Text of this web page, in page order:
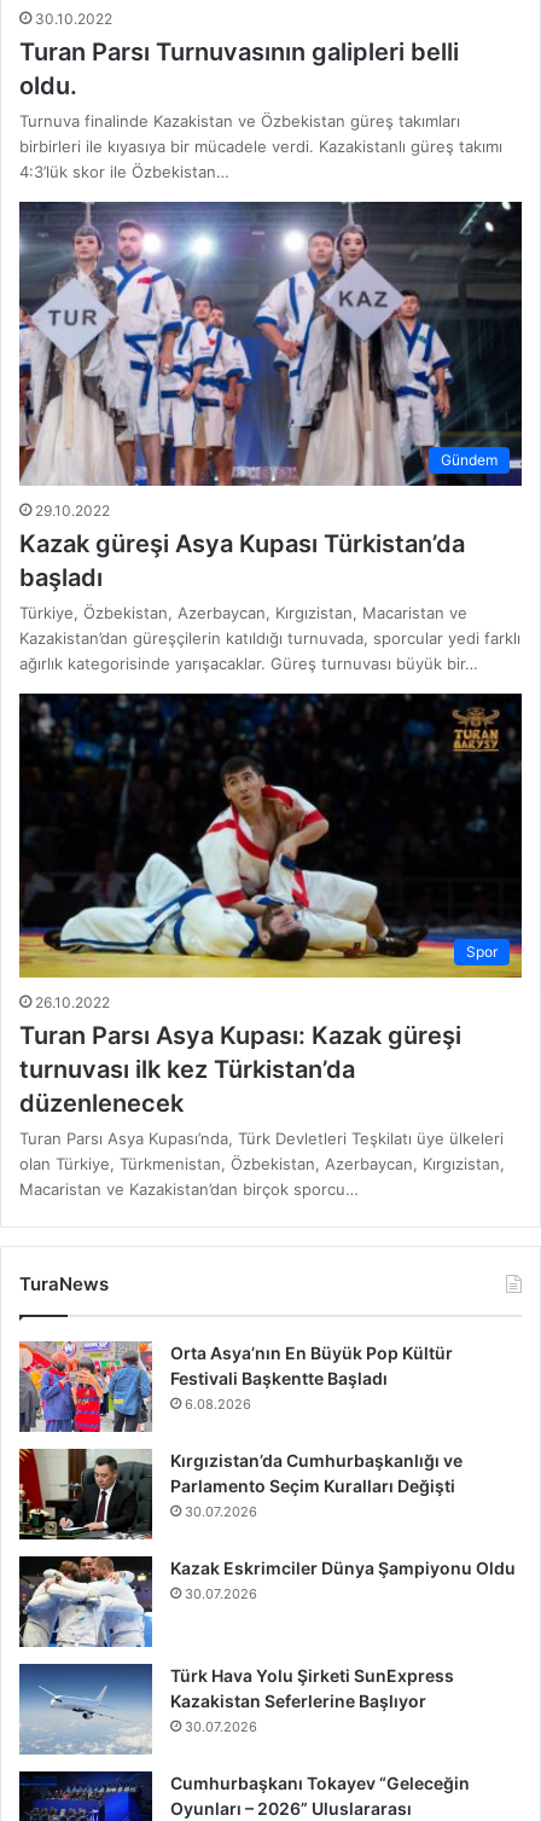
30.10.2022
Turan Parsı Turnuvasının galipleri belli
oldu.
Turnuva finalinde Kazakistan ve Özbekistan güreş takımları
birbirleri ile kıyasıya bir mücadele verdi. Kazakistanlı güreş takımı
4:3’lük skor ile Özbekistan…
Gündem
29.10.2022
Kazak güreşi Asya Kupası Türkistan’da
başladı
Türkiye, Özbekistan, Azerbaycan, Kırgızistan, Macaristan ve
Kazakistan’dan güreşçilerin katıldığı turnuvada, sporcular yedi farklı
ağırlık kategorisinde yarışacaklar. Güreş turnuvası büyük bir…
Spor
26.10.2022
Turan Parsı Asya Kupası: Kazak güreşi
turnuvası ilk kez Türkistan’da
düzenlenecek
Turan Parsı Asya Kupası’nda, Türk Devletleri Teşkilatı üye ülkeleri
olan Türkiye, Türkmenistan, Özbekistan, Azerbaycan, Kırgızistan,
Macaristan ve Kazakistan’dan birçok sporcu…
TuraNews
Orta Asya’nın En Büyük Pop Kültür
Festivali Başkentte Başladı
6.08.2026
Kırgızistan’da Cumhurbaşkanlığı ve
Parlamento Seçim Kuralları Değişti
30.07.2026
Kazak Eskrimciler Dünya Şampiyonu Oldu
30.07.2026
Türk Hava Yolu Şirketi SunExpress
Kazakistan Seferlerine Başlıyor
30.07.2026
Cumhurbaşkanı Tokayev “Geleceğin
Oyunları – 2026” Uluslararası